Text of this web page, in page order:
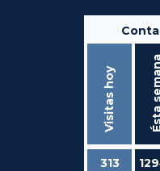
Visitas hoy Ésta semana
313